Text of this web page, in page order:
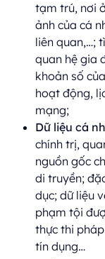
tạm trú, nơi
ảnh của cá
liên quan,…;
quan hệ gia
khoản số
hoạt động,
mạng;
Dữ liệu cá
chính trị,
nguồn gốc
di truyền;
dục; dữ liệu
phạm tội
thực thi
tín dụng…